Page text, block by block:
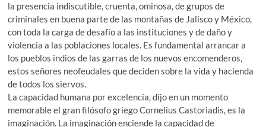
la presencia indiscutible, cruenta, ominosa, de grupos de
criminales en buena parte de las montañas de Jalisco y México,
con toda la carga de desafío a las instituciones y de daño y
violencia a las poblaciones locales. Es fundamental arrancar a
los pueblos indios de las garras de los nuevos encomenderos,
estos señores neofeudales que deciden sobre la vida y hacienda
de todos los siervos.
La capacidad humana por excelencia, dijo en un momento
memorable el gran filósofo griego Cornelius Castoriadis, es la
imaginación. La imaginación enciende la capacidad de